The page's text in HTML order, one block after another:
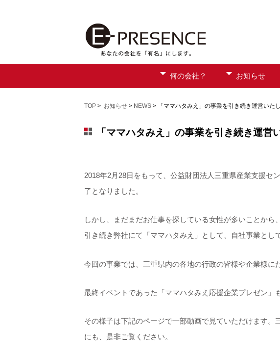
何の会社？ お知らせ
TOP > お知らせ > NEWS > 「ママハタみえ」の事業を引き続き運営いた
「ママハタみえ」の事業を引き続き運営
2018年2月28日をもって、公益財団法人三重県産業支援セ
了となりました。
しかし、まだまだお仕事を探している女性が多いことから、
引き続き弊社にて「ママハタみえ」として、自社事業とし
今回の事業では、三重県内の各地の行政の皆様や企業様に
最終イベントであった「ママハタみえ応援企業プレゼン」
その様子は下記のページで一部動画で見ていただけます
にも、是非ご覧ください。